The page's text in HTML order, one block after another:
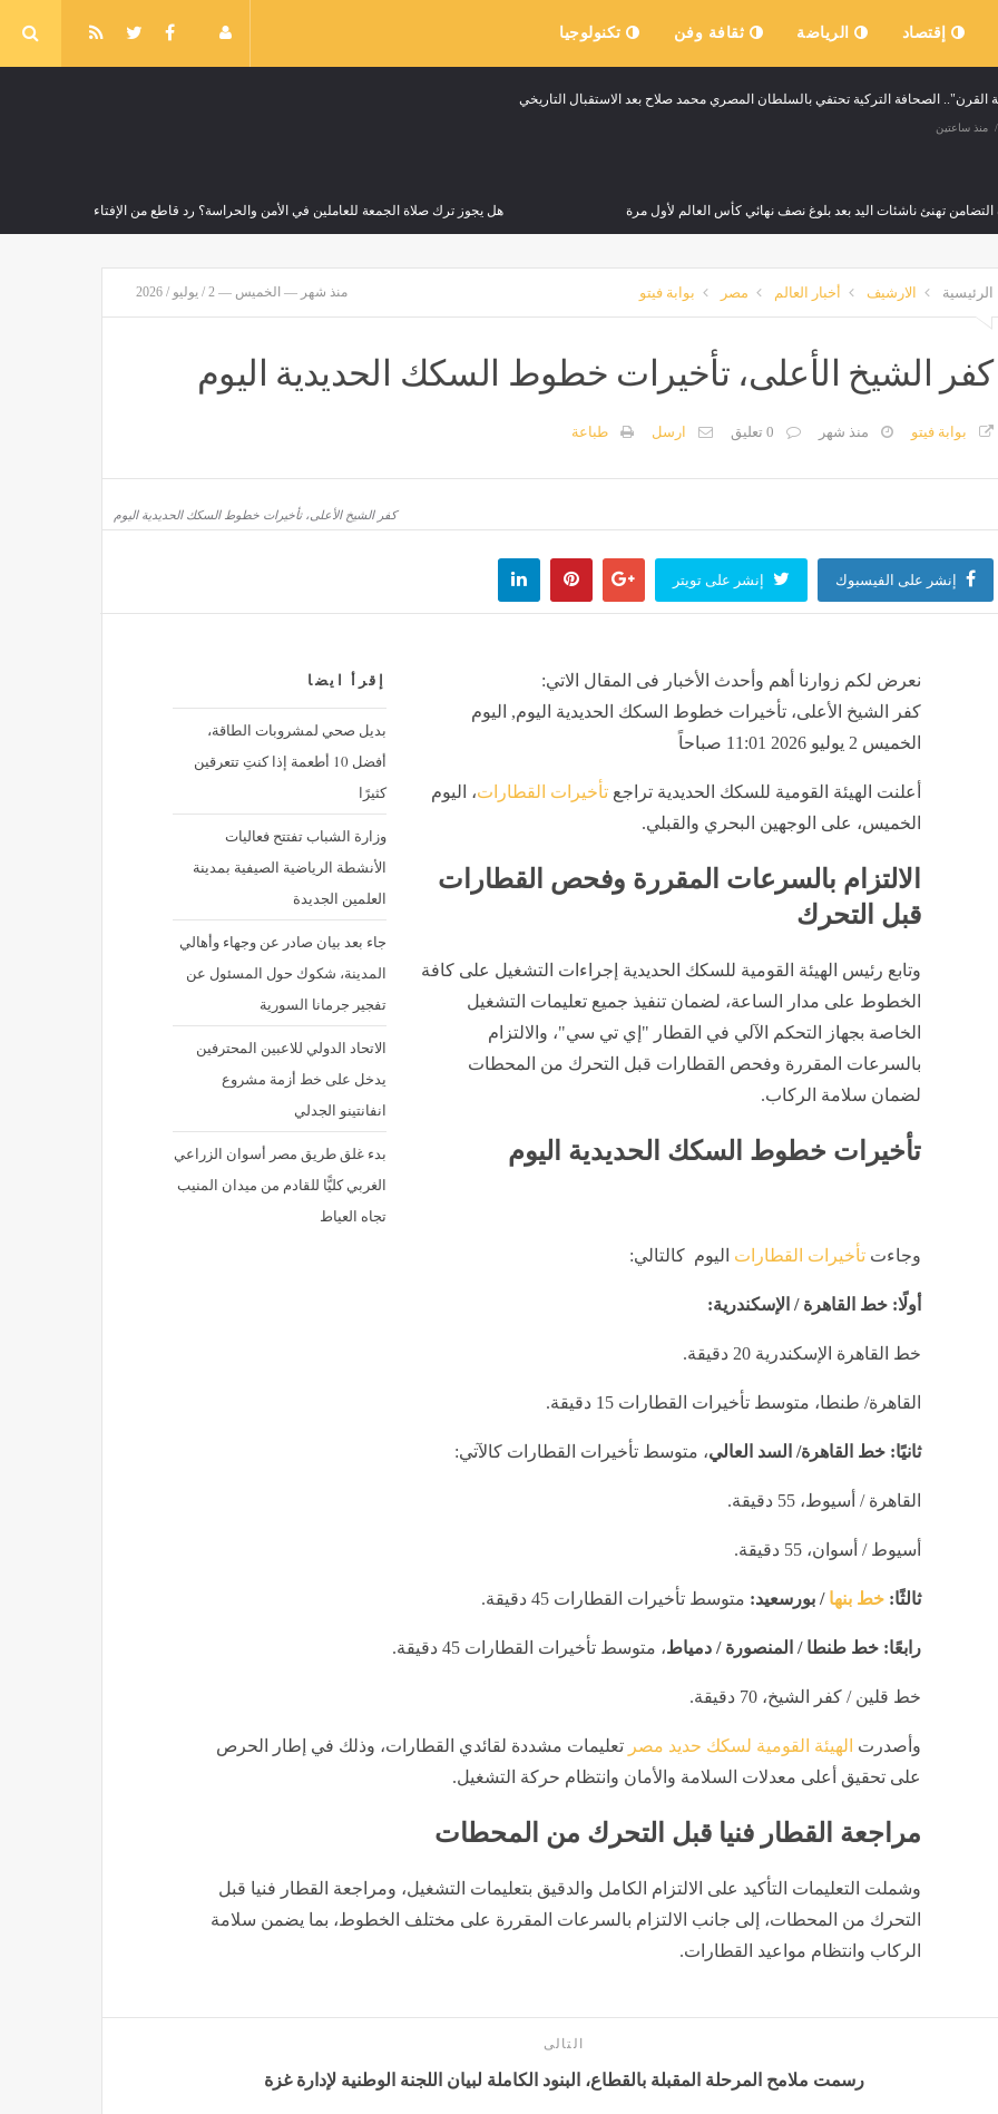
إقتصاد الرياضة ثقافة وفن تكنولوجيا
القرن".. الصحافة التركية تحتفي بالسلطان المصري محمد صلاح بعد الاستقبال التاريخي
منذ ساعتين
التضامن تهنئ ناشئات اليد بعد بلوغ نصف نهائي كأس العالم لأول مرة هل يجوز ترك صلاة الجمعة للعاملين في الأمن والحراسة؟ رد قاطع من الإفتاء
إلى مسرح للرعب، اختطاف شخص والاعتداء عليه أمام ابنه (فيديو) وزير التربية والتعليم يشارك في مؤتمر رؤساء الجامعات العالمي للسلام
النواب: تطبيق قانون السمسرة العقارية ضرورة لضبط السوق وحماية حقوق أطرافه
منذ 3 ساعات
الرئيسية الارشيف أخبار العالم مصر بوابة فيتو منذ شهر — الخميس — 2 / يوليو / 2026
كفر الشيخ الأعلى، تأخيرات خطوط السكك الحديدية اليوم
بوابة فيتو منذ شهر 0 تعليق ارسل طباعة
كفر الشيخ الأعلى، تأخيرات خطوط السكك الحديدية اليوم
إنشر على الفيسبوك إنشر على تويتر
إقرأ ايضا
بديل صحي لمشروبات الطاقة،
أفضل 10 أطعمة إذا كنتِ تتعرقين
كثيرًا
وزارة الشباب تفتتح فعاليات
الأنشطة الرياضية الصيفية بمدينة
العلمين الجديدة
جاء بعد بيان صادر عن وجهاء وأهالي
المدينة، شكوك حول المسئول عن
تفجير جرمانا السورية
الاتحاد الدولي للاعبين المحترفين
يدخل على خط أزمة مشروع
انفانتينو الجدلي
بدء غلق طريق مصر أسوان الزراعي
الغربي كليًّا للقادم من ميدان المنيب
تجاه العياط
نعرض لكم زوارنا أهم وأحدث الأخبار فى المقال الاتي:
كفر الشيخ الأعلى، تأخيرات خطوط السكك الحديدية اليوم, اليوم
الخميس 2 يوليو 2026 11:01 صباحاً
أعلنت الهيئة القومية للسكك الحديدية تراجعتأخيرات القطارات، اليوم
الخميس، على الوجهين البحري والقبلي.
الالتزام بالسرعات المقررة وفحص القطارات
قبل التحرك
وتابع رئيس الهيئة القومية للسكك الحديدية إجراءات التشغيل على كافة
الخطوط على مدار الساعة، لضمان تنفيذ جميع تعليمات التشغيل
الخاصة بجهاز التحكم الآلي في القطار "إي تي سي"، والالتزام
بالسرعات المقررة وفحص القطارات قبل التحرك من المحطات
لضمان سلامة الركاب.
تأخيرات خطوط السكك الحديدية اليوم
وجاءتتأخيرات القطارات اليوم كالتالي:
أولًا: خط القاهرة / الإسكندرية:
خط القاهرة الإسكندرية 20 دقيقة.
القاهرة/ طنطا، متوسط تأخيرات القطارات 15 دقيقة.
ثانيًا: خط القاهرة/ السد العالي، متوسط تأخيرات القطارات كالآتي:
القاهرة / أسيوط، 55 دقيقة.
أسيوط / أسوان، 55 دقيقة.
ثالثًا: خط بنها / بورسعيد: متوسط تأخيرات القطارات 45 دقيقة.
رابعًا: خط طنطا / المنصورة / دمياط، متوسط تأخيرات القطارات 45 دقيقة.
خط قلين / كفر الشيخ، 70 دقيقة.
وأصدرت الهيئة القومية لسكك حديد مصر تعليمات مشددة لقائدي القطارات، وذلك في إطار الحرص
على تحقيق أعلى معدلات السلامة والأمان وانتظام حركة التشغيل.
مراجعة القطار فنيا قبل التحرك من المحطات
وشملت التعليمات التأكيد على الالتزام الكامل والدقيق بتعليمات التشغيل، ومراجعة القطار فنيا قبل
التحرك من المحطات، إلى جانب الالتزام بالسرعات المقررة على مختلف الخطوط، بما يضمن سلامة
الركاب وانتظام مواعيد القطارات.
التالى
رسمت ملامح المرحلة المقبلة بالقطاع، البنود الكاملة لبيان اللجنة الوطنية لإدارة غزة